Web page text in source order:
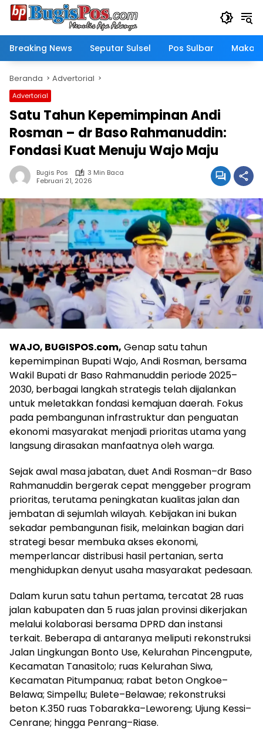
Langsung
Breaking News
Seputar Sulsel Pos Sulbar
Beranda Advertorial
Advertorial
Satu Tahun Kepemimpinan Andi
Rosman – dr Baso Rahmanuddin:
Fondasi Kuat Menuju Wajo Maju
Bugis Pos
3 Min Baca
Februari 21, 2026
WAJO, BUGISPOS.com, Genap satu tahun
kepemimpinan Bupati Wajo, Andi Rosman, bersama
Wakil Bupati dr Baso Rahmanuddin periode 2025–
2030, berbagai langkah strategis telah dijalankan
untuk meletakkan fondasi kemajuan daerah. Fokus
pada pembangunan infrastruktur dan penguatan
ekonomi masyarakat menjadi prioritas utama yang
langsung dirasakan manfaatnya oleh warga.
Sejak awal masa jabatan, duet Andi Rosman–dr Baso
Rahmanuddin bergerak cepat menggeber program
prioritas, terutama peningkatan kualitas jalan dan
jembatan di sejumlah wilayah. Kebijakan ini bukan
sekadar pembangunan fisik, melainkan bagian dari
strategi besar membuka akses ekonomi,
memperlancar distribusi hasil pertanian, serta
menghidupkan denyut usaha masyarakat pedesaan.
Dalam kurun satu tahun pertama, tercatat 28 ruas
jalan kabupaten dan 5 ruas jalan provinsi dikerjakan
melalui kolaborasi bersama DPRD dan instansi
terkait. Beberapa di antaranya meliputi rekonstruksi
Jalan Lingkungan Bonto Use, Kelurahan Pincengpute,
Kecamatan Tanasitolo; ruas Kelurahan Siwa,
Kecamatan Pitumpanua; rabat beton Ongkoe–
Belawa; Simpellu; Bulete–Belawae; rekonstruksi
beton K.350 ruas Tobarakka–Leworeng; Ujung Kessi–
Cenrane; hingga Penrang–Riase.